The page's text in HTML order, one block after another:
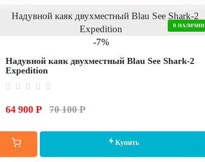
-7%
В НАЛИЧИИ
Надувной каяк двухместный Blau See Shark-2
Expedition
64 900 Р 70 100 Р
Купить